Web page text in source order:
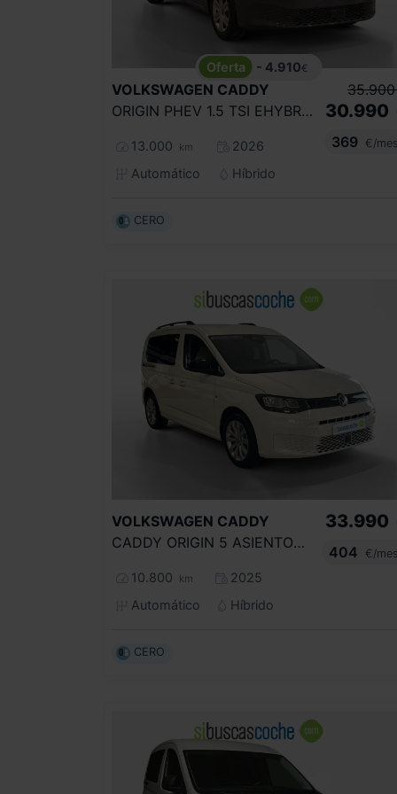
- 4.910€
VOLKSWAGEN CADDY
ORIGIN PHEV 1.5 TSI EHYBRID 85KW/110KW
13.000 km
2026
Automático
Híbrido
35.900
30.990
369
€/mes
CERO
VOLKSWAGEN CADDY
CADDY ORIGIN 5 ASIENTOS 1.5 TSI HYBRID 85 KW (116 CV) / 85 KW (116 CV) DSG 6 VEL.
10.800 km
2025
Automático
Híbrido
33.990
404
€/mes
CERO